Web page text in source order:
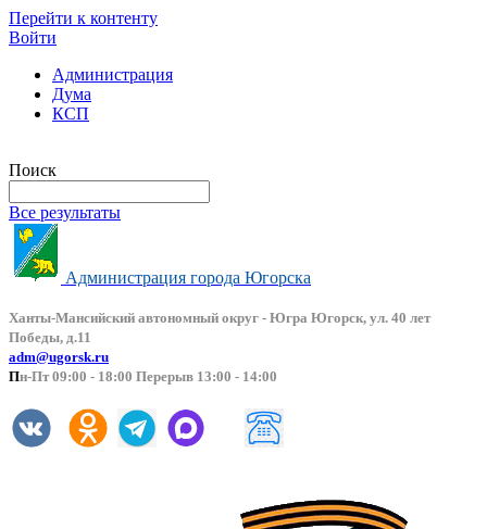
Перейти к контенту
Войти
Администрация
Дума
КСП
Поиск
Все результаты
Администрация города Югорска
Ханты-Мансийский автономный округ - Югра Югорск, ул. 40 лет
Победы, д.11
adm@ugorsk.ru
Пн-Пт 09:00 - 18:00 Перерыв 13:00 - 14:00